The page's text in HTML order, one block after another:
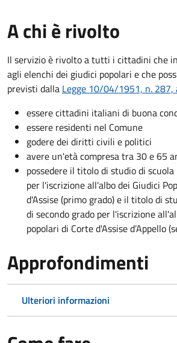
A chi è rivolto
Il servizio è rivolto a tutti i cittadini che
agli elenchi dei giudici popolari e che
previsti dalla Legge 10/04/1951, n. 287,
essere cittadini italiani di buona
essere residenti nel Comune
godere dei diritti civili e politici
avere un'età compresa tra 30 e 65
possedere il titolo di studio di
per l'iscrizione all'albo dei Giudici
d'Assise (primo grado) e il titolo di
di secondo grado per l'iscrizione
popolari di Corte d'Assise d’Appello
Approfondimenti
Ulteriori informazioni